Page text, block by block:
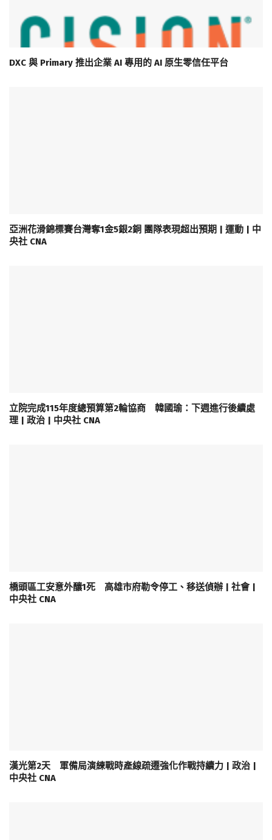
DXC 與 Primary 推出企業 AI 專用的 AI 原生零信任平台
亞洲花滑錦標賽台灣奪1金5銀2銅 團隊表現超出預期 | 運動 | 中
央社 CNA
立院完成115年度總預算第2輪協商 韓國瑜：下週進行後續處
理 | 政治 | 中央社 CNA
橋頭區工安意外釀1死 高雄市府勒令停工、移送偵辦 | 社會 |
中央社 CNA
漢光第2天 軍備局演練戰時產線疏遷強化作戰持續力 | 政治 |
中央社 CNA